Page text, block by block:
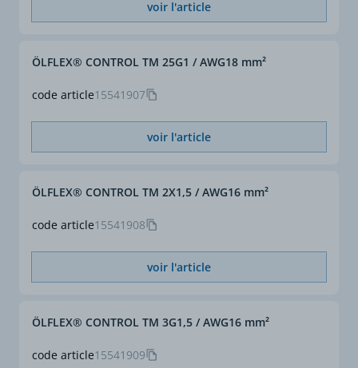
voir l'article
code article15541907
ÖLFLEX® CONTROL TM 25G1 / AWG18 mm²
voir l'article
code article15541908
ÖLFLEX® CONTROL TM 2X1,5 / AWG16 mm²
voir l'article
code article15541909
ÖLFLEX® CONTROL TM 3G1,5 / AWG16 mm²